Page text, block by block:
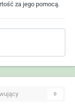
za jego pomocą.
0